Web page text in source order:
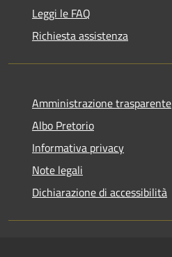
Leggi le FAQ
Richiesta assistenza
Amministrazione trasparente
Albo Pretorio
Informativa privacy
Note legali
Dichiarazione di accessibilità